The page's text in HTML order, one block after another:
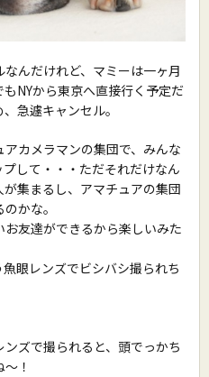
んだけれど、マミーは一ヶ月
NYから東京へ直接行く予定だ
急遽キャンセル。
カメラマンの集団で、みんな
して・・・ただそれだけなん
集まるし、アマチュアの集団
かな。
友達ができるから楽しいみた
眼レンズでビシバシ撮られち
ズで撮られると、頭でっかち
！